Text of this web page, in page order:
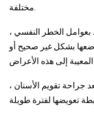
بعوامل الخطر النفسي ،
بشكل غير صحيح أو
جراحة تقويم الأسنان ،